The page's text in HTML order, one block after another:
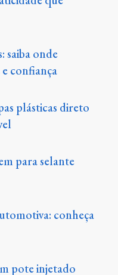
saiba onde
confiança
plásticas direto
para selante
conheça
pote injetado